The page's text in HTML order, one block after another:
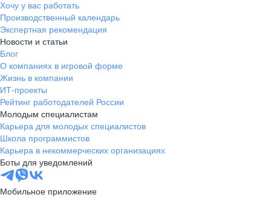
Хочу у вас работать
Производственный календарь
Экспертная рекомендация
Новости и статьи
Блог
О компаниях в игровой форме
Жизнь в компании
ИТ-проекты
Рейтинг работодателей России
Молодым специалистам
Карьера для молодых специалистов
Школа программистов
Карьера в некоммерческих организациях
Боты для уведомлений
Мобильное приложение